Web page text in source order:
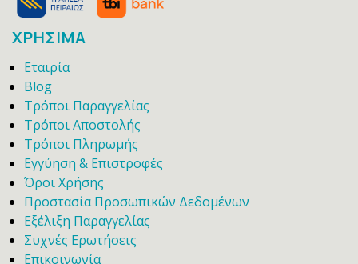
ΧΡΗΣΙΜΑ
Εταιρία
Blog
Τρόποι Παραγγελίας
Τρόποι Αποστολής
Τρόποι Πληρωμής
Εγγύηση & Επιστροφές
Όροι Χρήσης
Προστασία Προσωπικών Δεδομένων
Εξέλιξη Παραγγελίας
Συχνές Ερωτήσεις
Επικοινωνία